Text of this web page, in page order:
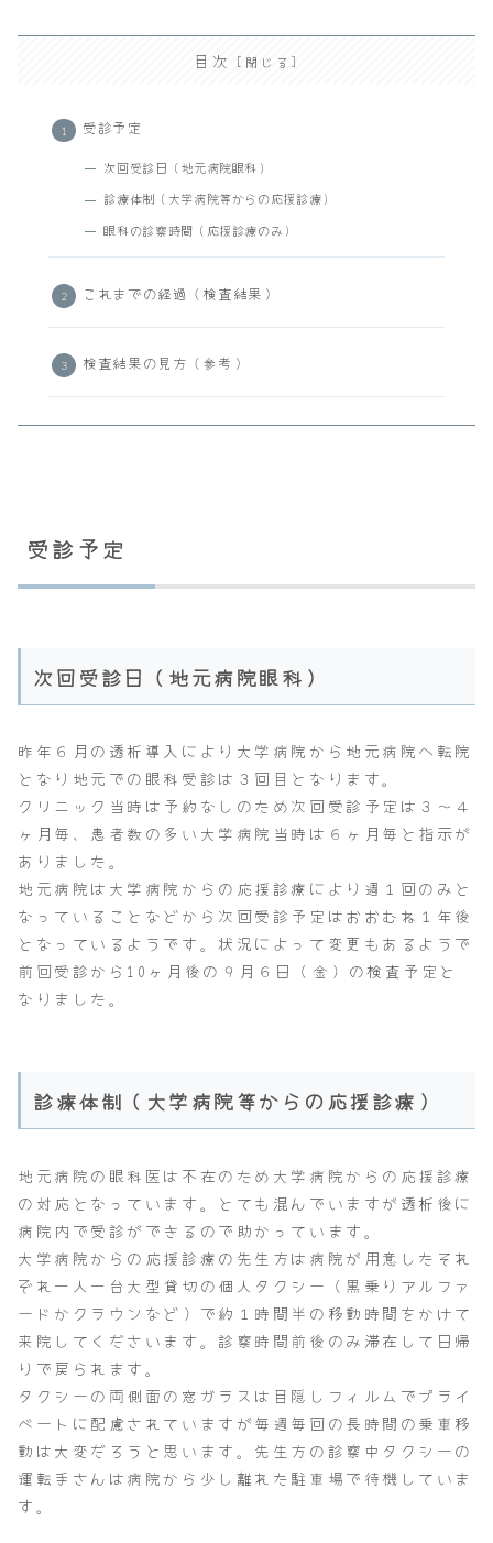
目次
受診予定
次回受診日（地元病院眼科）
診療体制（大学病院等からの応援診療）
眼科の診察時間（応援診療のみ）
これまでの経過（検査結果）
検査結果の見方（参考）
受診予定
次回受診日（地元病院眼科）
昨年６月の透析導入により大学病院から地元病院へ転院
となり地元での眼科受診は３回目となります。
クリニック当時は予約なしのため次回受診予定は３～４
ヶ月毎、患者数の多い大学病院当時は６ヶ月毎と指示が
ありました。
地元病院は大学病院からの応援診療により週１回のみと
なっていることなどから次回受診予定はおおむね１年後
となっているようです。状況によって変更もあるようで
前回受診から10ヶ月後の９月６日（金）の検査予定と
なりました。
診療体制（大学病院等からの応援診療）
地元病院の眼科医は不在のため大学病院からの応援診療
の対応となっています。とても混んでいますが透析後に
病院内で受診ができるので助かっています。
大学病院からの応援診療の先生方は病院が用意したそれ
ぞれ一人一台大型貸切の個人タクシー（黒乗りアルファ
ードかクラウンなど）で約１時間半の移動時間をかけて
来院してくださいます。診察時間前後のみ滞在して日帰
りで戻られます。
タクシーの両側面の窓ガラスは目隠しフィルムでプライ
ベートに配慮されていますが毎週毎回の長時間の乗車移
動は大変だろうと思います。先生方の診察中タクシーの
運転手さんは病院から少し離れた駐車場で待機していま
す。